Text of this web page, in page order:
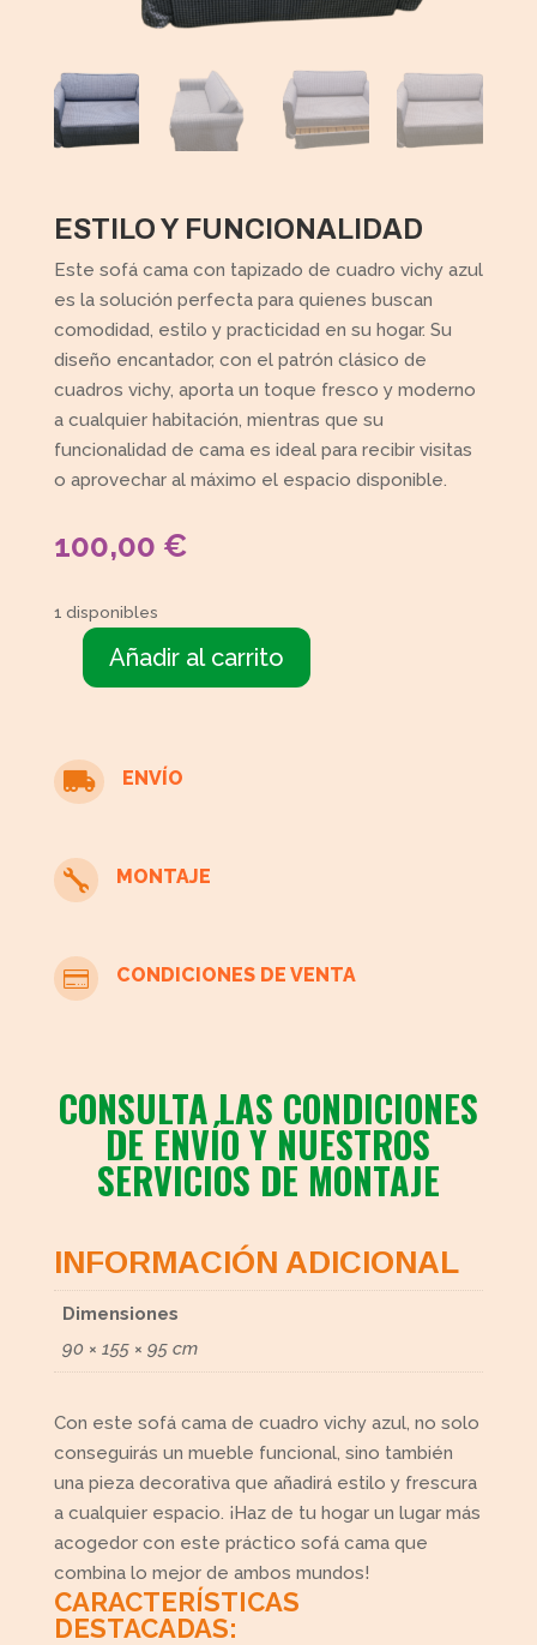
ESTILO Y FUNCIONALIDAD
Este sofá cama con tapizado de cuadro vichy azul
es la solución perfecta para quienes buscan
comodidad, estilo y practicidad en su hogar. Su
diseño encantador, con el patrón clásico de
cuadros vichy, aporta un toque fresco y moderno
a cualquier habitación, mientras que su
funcionalidad de cama es ideal para recibir visitas
o aprovechar al máximo el espacio disponible.
100,00 €
1 disponibles
Sofá
vichy
cantidad
Añadir al carrito
 ENVÍO
 MONTAJE
 CONDICIONES DE VENTA
CONSULTA LAS CONDICIONES
DE ENVÍO Y NUESTROS
SERVICIOS DE MONTAJE
INFORMACIÓN ADICIONAL
Dimensiones
90 × 155 × 95 cm
Con este sofá cama de cuadro vichy azul, no solo
conseguirás un mueble funcional, sino también
una pieza decorativa que añadirá estilo y frescura
a cualquier espacio. ¡Haz de tu hogar un lugar más
acogedor con este práctico sofá cama que
combina lo mejor de ambos mundos!
CARACTERÍSTICAS
DESTACADAS: